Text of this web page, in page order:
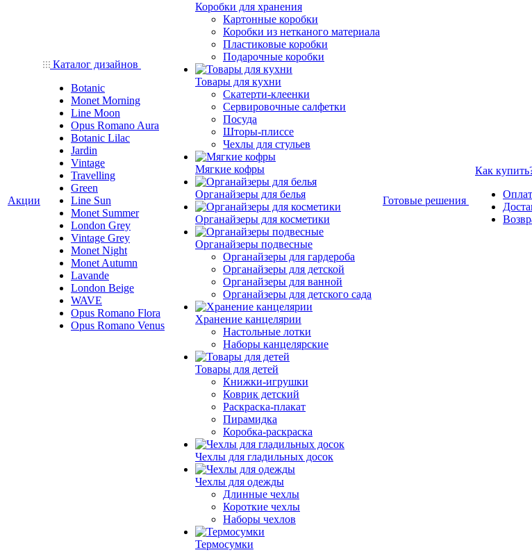
Акции
Каталог дизайнов
Botanic
Monet Morning
Line Moon
Opus Romano Aura
Botanic Lilac
Jardin
Vintage
Travelling
Green
Line Sun
Monet Summer
London Grey
Vintage Grey
Monet Night
Monet Autumn
Lavande
London Beige
WAVE
Opus Romano Flora
Opus Romano Venus
Коробки для хранения
Картонные коробки
Коробки из нетканого материала
Пластиковые коробки
Подарочные коробки
Товары для кухни
Скатерти-клеенки
Сервировочные салфетки
Посуда
Шторы-плиссе
Чехлы для стульев
Мягкие кофры
Органайзеры для белья
Органайзеры для косметики
Органайзеры подвесные
Органайзеры для гардероба
Органайзеры для детской
Органайзеры для ванной
Органайзеры для детского сада
Хранение канцелярии
Настольные лотки
Наборы канцелярские
Товары для детей
Книжки-игрушки
Коврик детский
Раскраска-плакат
Пирамидка
Коробка-раскраска
Чехлы для гладильных досок
Чехлы для одежды
Длинные чехлы
Короткие чехлы
Наборы чехлов
Термосумки
Готовые решения
Как